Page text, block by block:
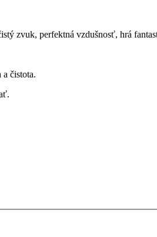
zvuk, perfektná vzdušnosť, hrá
čistota.